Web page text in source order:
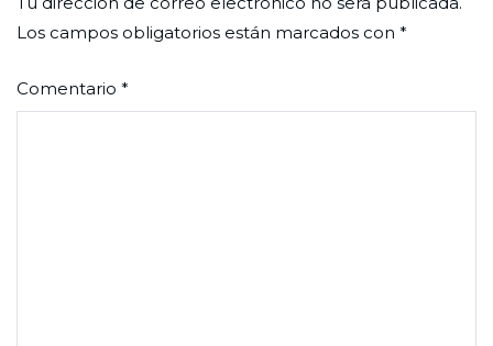
Los campos obligatorios están marcados con *
Comentario *